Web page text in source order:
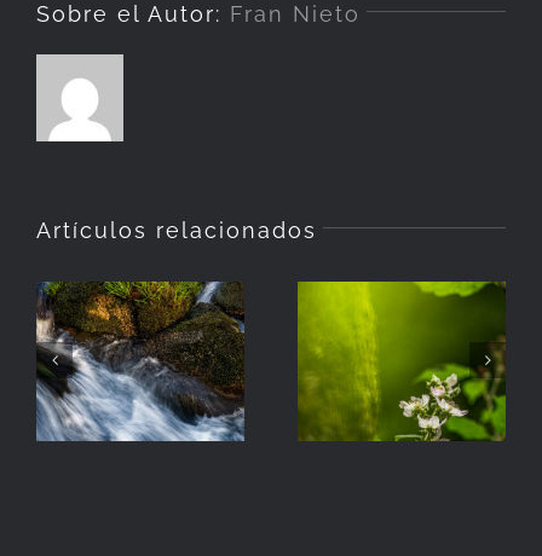
Sobre el Autor: Fran Nieto
Artículos relacionados
Hierba
Zarzamora